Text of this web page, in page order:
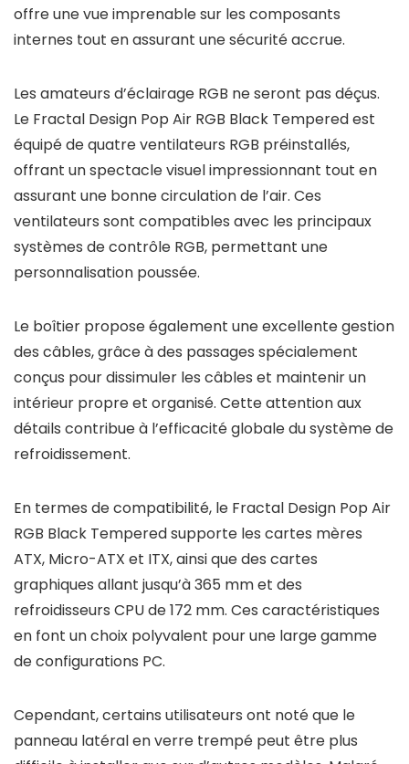
offre une vue imprenable sur les composants
internes tout en assurant une sécurité accrue.
Les amateurs d’éclairage RGB ne seront pas déçus.
Le Fractal Design Pop Air RGB Black Tempered est
équipé de quatre ventilateurs RGB préinstallés,
offrant un spectacle visuel impressionnant tout en
assurant une bonne circulation de l’air. Ces
ventilateurs sont compatibles avec les principaux
systèmes de contrôle RGB, permettant une
personnalisation poussée.
Le boîtier propose également une excellente gestion
des câbles, grâce à des passages spécialement
conçus pour dissimuler les câbles et maintenir un
intérieur propre et organisé. Cette attention aux
détails contribue à l’efficacité globale du système de
refroidissement.
En termes de compatibilité, le Fractal Design Pop Air
RGB Black Tempered supporte les cartes mères
ATX, Micro-ATX et ITX, ainsi que des cartes
graphiques allant jusqu’à 365 mm et des
refroidisseurs CPU de 172 mm. Ces caractéristiques
en font un choix polyvalent pour une large gamme
de configurations PC.
Cependant, certains utilisateurs ont noté que le
panneau latéral en verre trempé peut être plus